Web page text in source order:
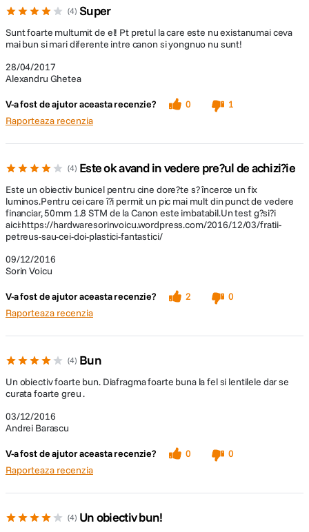
4 Super
28/04/2017
Alexandru Ghetea
Sunt foarte multumit de el! Pt pretul la care este nu existanumai ceva
mai bun si mari diferente intre canon si yongnuo nu sunt!
V-a fost de ajutor aceasta recenzie? 0
1
Raporteaza recenzia
4 Este ok avand in vedere pre?ul de achizi?ie
09/12/2016
Sorin Voicu
Este un obiectiv bunicel pentru cine dore?te s? încerce un fix
luminos.Pentru cei care î?i permit un pic mai mult din punct de vedere
financiar, 50mm 1.8 STM de la Canon este imbatabil.Un test g?si?i
aici:https://hardwaresorinvoicu.wordpress.com/2016/12/03/fratii-
petreus-sau-cei-doi-plastici-fantastici/
V-a fost de ajutor aceasta recenzie? 2
0
Raporteaza recenzia
4 Bun
03/12/2016
Andrei Barascu
Un obiectiv foarte bun. Diafragma foarte buna la fel si lentilele dar se
curata foarte greu .
V-a fost de ajutor aceasta recenzie? 0
0
Raporteaza recenzia
4 Un obiectiv bun!